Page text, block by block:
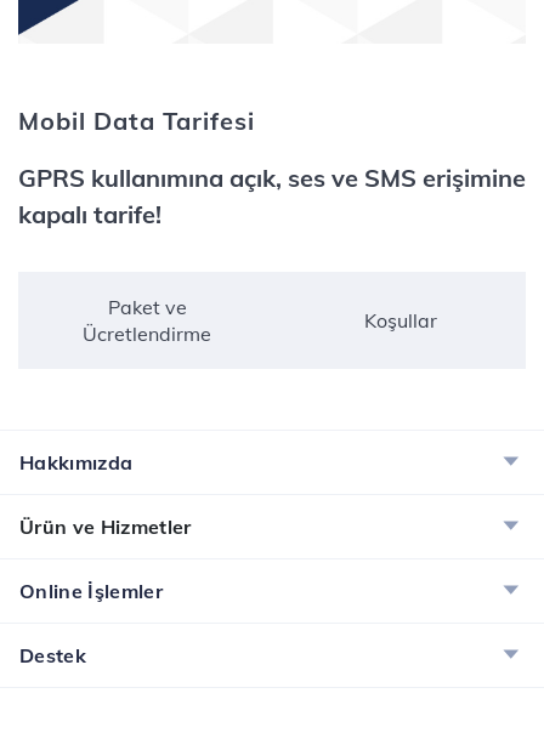
Mobil Data Tarifesi
GPRS kullanımına açık, ses ve SMS erişimine
kapalı tarife!
Paket ve
Ücretlendirme
Koşullar
Hakkımızda
Ürün ve Hizmetler
Online İşlemler
Destek